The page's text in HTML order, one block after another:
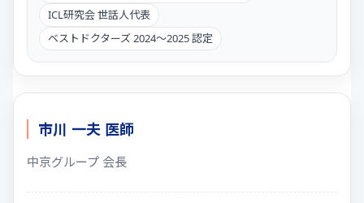
ICL研究会 世話人代表
ベストドクターズ 2024〜2025 認定
市川 一夫 医師
中京グループ 会長